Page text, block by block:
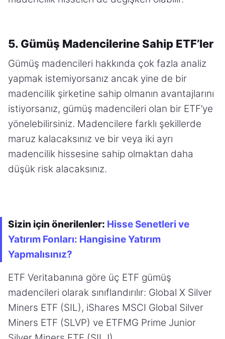
5. Gümüş Madencilerine Sahip ETF’ler
Gümüş madencileri hakkında çok fazla analiz
yapmak istemiyorsanız ancak yine de bir
madencilik şirketine sahip olmanın avantajlarını
istiyorsanız, gümüş madencileri olan bir ETF’ye
yönelebilirsiniz. Madencilere farklı şekillerde
maruz kalacaksınız ve bir veya iki ayrı
madencilik hissesine sahip olmaktan daha
düşük risk alacaksınız.
Sizin için önerilenler: Hisse Senetleri ve
Yatırım Fonları: Hangisine Yatırım
Yapmalısınız?
ETF Veritabanına göre üç ETF gümüş
madencileri olarak sınıflandırılır: Global X Silver
Miners ETF (SIL), iShares MSCI Global Silver
Miners ETF (SLVP) ve ETFMG Prime Junior